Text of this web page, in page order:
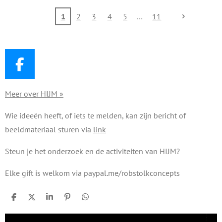
vordert
ter en
1 2 3 4 5 11
F
a
c
e
b
o
Meer over HIJM »
Wie ideeën heeft, of iets te melden, kan zijn bericht of
beeldmateriaal sturen via link
Steun je het onderzoek en de activiteiten van HIJM?
Elke gift is welkom via paypal.me/robstolkconcepts
D
l
D
e
S
a
P
n
D
l